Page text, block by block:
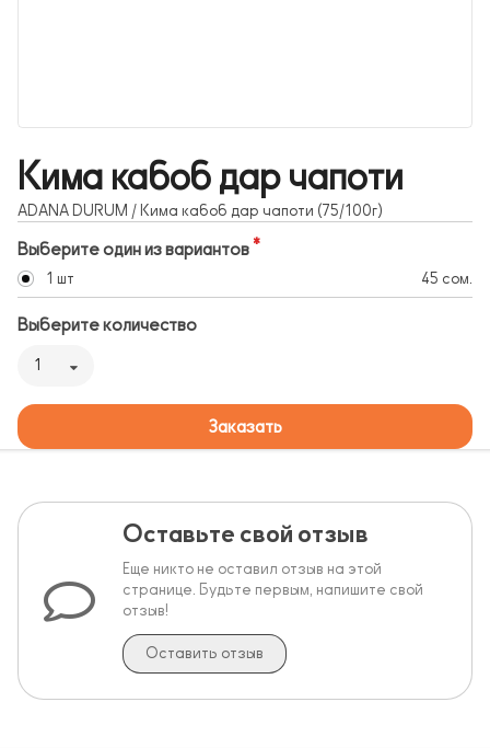
Кима кабоб дар чапоти
ADANA DURUM / Кима кабоб дар чапоти (75/100г)
Выберите один из вариантов
1 шт 45 сом.
Выберите количество
1
Заказать
Оставьте свой отзыв
Еще никто не оставил отзыв на этой
странице. Будьте первым, напишите свой
отзыв!
Оставить отзыв